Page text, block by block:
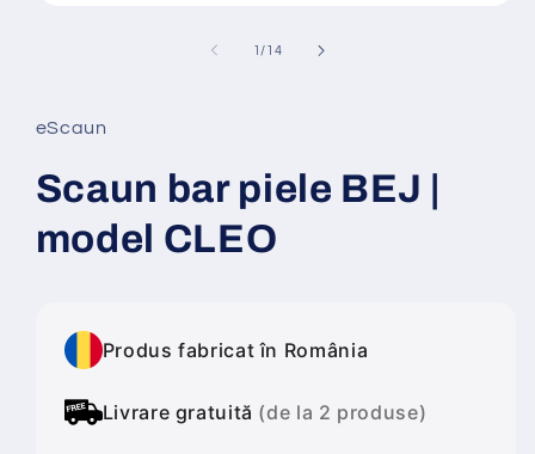
fereastră
modală
1 /din
14
eScaun
Scaun bar piele BEJ |
model CLEO
Produs fabricat în România
Livrare gratuită (de la 2 produse)